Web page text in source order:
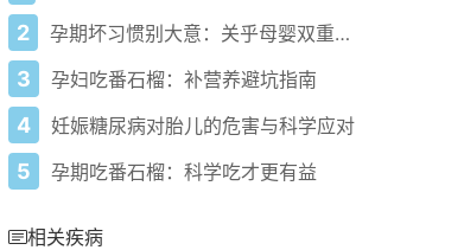
2 孕期坏习惯别大意：关乎母婴双重健康
3 孕妇吃番石榴：补营养避坑指南
4 妊娠糖尿病对胎儿的危害与科学应对
5 孕期吃番石榴：科学吃才更有益
相关疾病